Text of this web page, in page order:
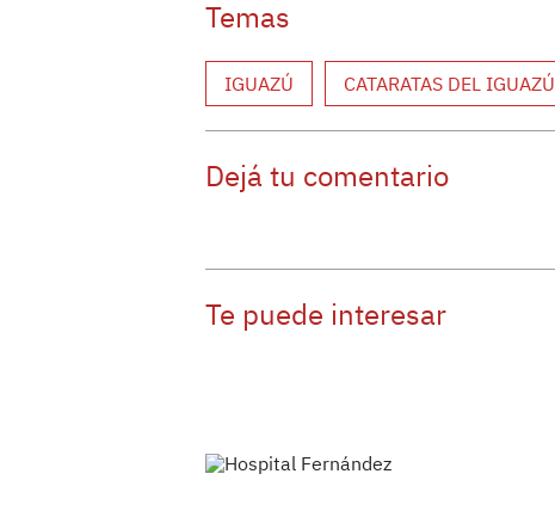
Temas
IGUAZÚ CATARATAS DEL IGUAZÚ
Dejá tu comentario
Te puede interesar